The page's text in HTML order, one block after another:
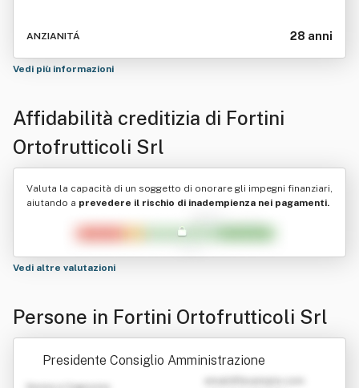
ANZIANITÁ 28 anni
Vedi più informazioni
Affidabilità creditizia di Fortini
Ortofrutticoli Srl
Valuta la capacità di un soggetto di onorare gli impegni finanziari,
aiutando a prevedere il rischio di inadempienza nei pagamenti.
Vedi altre valutazioni
Persone in Fortini Ortofrutticoli Srl
Presidente Consiglio Amministrazione